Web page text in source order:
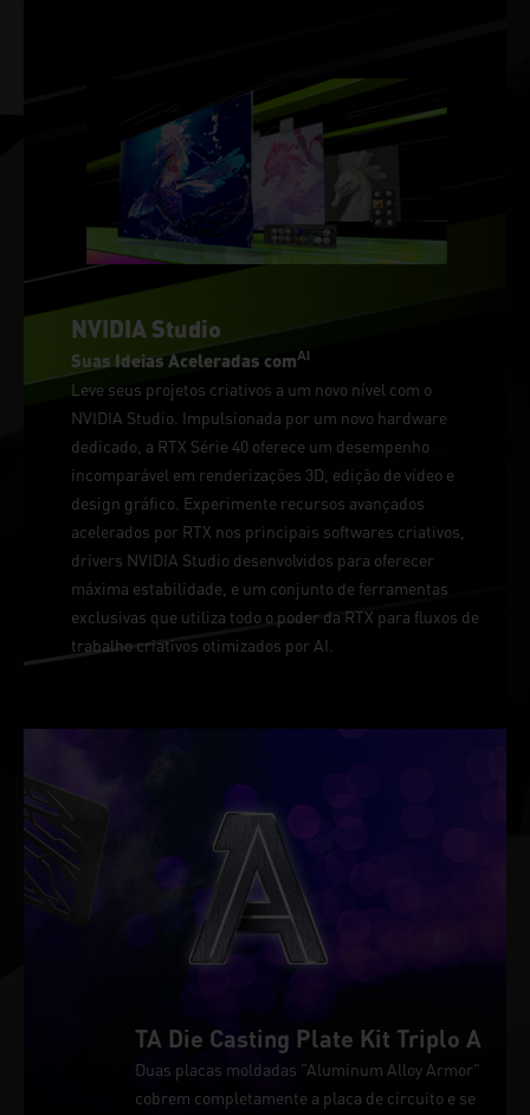
NVIDIA Studio
Suas Ideias Aceleradas comAI
Leve seus projetos criativos a um novo nível com o
NVIDIA Studio. Impulsionada por um novo hardware
dedicado, a RTX Série 40 oferece um desempenho
incomparável em renderizações 3D, edição de vídeo e
design gráfico. Experimente recursos avançados
acelerados por RTX nos principais softwares criativos,
drivers NVIDIA Studio desenvolvidos para oferecer
máxima estabilidade, e um conjunto de ferramentas
exclusivas que utiliza todo o poder da RTX para fluxos de
trabalho criativos otimizados por AI.
TA Die Casting Plate Kit Triplo A
Duas placas moldadas "Aluminum Alloy Armor"
cobrem completamente a placa de circuito e se